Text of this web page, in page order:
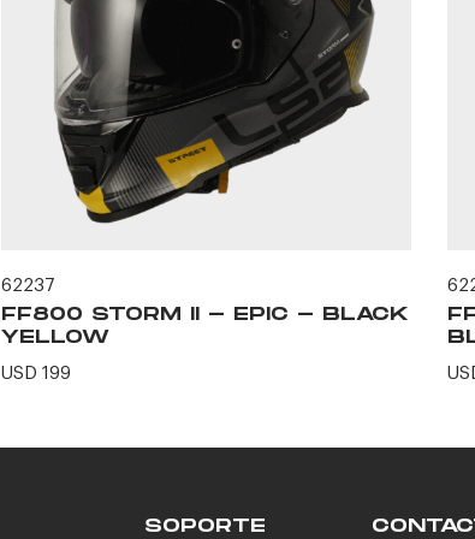
62237
FF800 STORM II - EPIC - BLACK
YELLOW
USD 199
SOPORTE